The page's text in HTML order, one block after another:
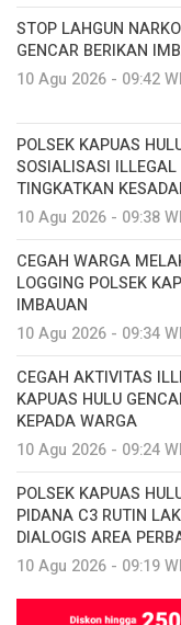
STOP LAHGUN
GENCAR BERIKAN
10 Agu 2026 - 09:42
POLSEK KAPUAS
SOSIALISASI ILLEGAL
TINGKATKAN
10 Agu 2026 - 09:38
CEGAH WARGA
LOGGING POLSEK
IMBAUAN
10 Agu 2026 - 09:34
CEGAH AKTIVITAS
KAPUAS HULU
KEPADA WARGA
10 Agu 2026 - 09:24
POLSEK KAPUAS
PIDANA C3 RUTIN
DIALOGIS AREA
10 Agu 2026 - 09:19